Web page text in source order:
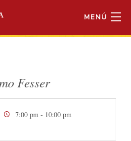
MENÚ
Fesser
7:00 pm - 10:00 pm